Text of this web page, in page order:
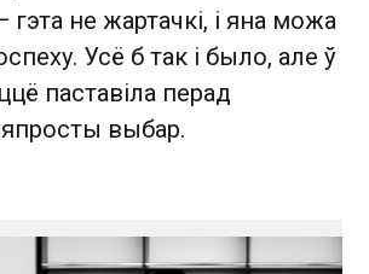
гэта не жартачкі, і яна можа
Усё б так і было, але ў
паставіла перад
выбар.